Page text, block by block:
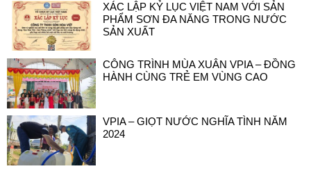
XÁC LẬP KỶ LỤC VIỆT NAM VỚI SẢN
PHẨM SƠN ĐA NĂNG TRONG NƯỚC
SẢN XUẤT
CÔNG TRÌNH MÙA XUÂN VPIA – ĐỒNG
HÀNH CÙNG TRẺ EM VÙNG CAO
VPIA – GIỌT NƯỚC NGHĨA TÌNH NĂM
2024